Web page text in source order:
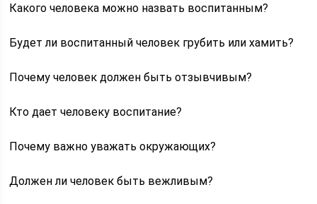
Какого человека можно назвать воспитанным?
Будет ли воспитанный человек грубить или хамить?
Почему человек должен быть отзывчивым?
Кто дает человеку воспитание?
Почему важно уважать окружающих?
Должен ли человек быть вежливым?